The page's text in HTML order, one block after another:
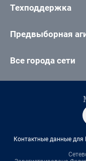
Техподдержка
Предвыборная
Все города сети
Контактные данные для